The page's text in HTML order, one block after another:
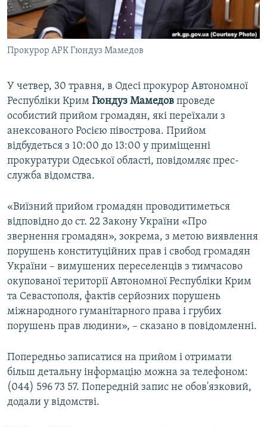
ВІДЕОУРОКИ «ELIFBE»
СВІДЧЕННЯ ОКУПАЦІЇ
УКРАЇНСЬКА ПРОБЛЕМА КРИМУ
Русский
Qırımtatar
Усі сайти RFE/RL
Прокурор АРК Гюндуз Мамедов
У четвер, 30 травня, в Одесі прокурор Автономної
Республіки Крим Гюндуз Мамедов проведе
особистий прийом громадян, які переїхали з
анексованого Росією півострова. Прийом
відбудеться з 10:00 до 13:00 у приміщенні
прокуратури Одеської області, повідомляє прес-
служба відомства.
«Виїзний прийом громадян проводитиметься
відповідно до ст. 22 Закону України «Про
звернення громадян», зокрема, з метою виявлення
порушень конституційних прав і свобод громадян
України – вимушених переселенців з тимчасово
окупованої території Автономної Республіки Крим
та Севастополя, фактів серйозних порушень
міжнародного гуманітарного права і грубих
порушень прав людини», – сказано в повідомленні.
Попередньо записатися на прийом і отримати
більш детальну інформацію можна за телефоном:
(044) 596 73 57. Попередній запис не обов'язковий,
додали у відомстві.